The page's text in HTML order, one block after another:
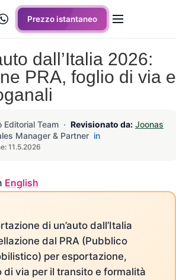
Prezzo istantaneo
dall’Italia 2026:
PRA, foglio di via e
Editorial Team · Revisionato da: Joonas
Manager & Partner in
11.5.2026
English
di un’auto dall’Italia
dal PRA (Pubblico
per esportazione,
di via per il transito e formalità